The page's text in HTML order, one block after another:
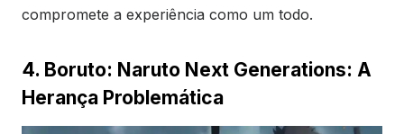
compromete a experiência como um todo.
4. Boruto: Naruto Next Generations: A
Herança Problemática